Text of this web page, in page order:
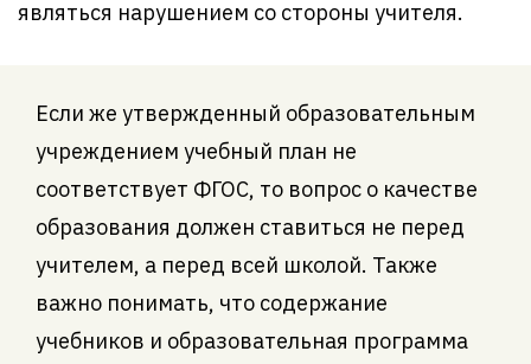
являться нарушением со стороны учителя.
Если же утвержденный образовательным
учреждением учебный план не
соответствует ФГОС, то вопрос о качестве
образования должен ставиться не перед
учителем, а перед всей школой. Также
важно понимать, что содержание
учебников и образовательная программа